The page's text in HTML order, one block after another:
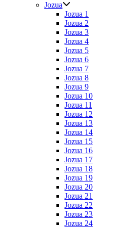
Jozua
Jozua 1
Jozua 2
Jozua 3
Jozua 4
Jozua 5
Jozua 6
Jozua 7
Jozua 8
Jozua 9
Jozua 10
Jozua 11
Jozua 12
Jozua 13
Jozua 14
Jozua 15
Jozua 16
Jozua 17
Jozua 18
Jozua 19
Jozua 20
Jozua 21
Jozua 22
Jozua 23
Jozua 24